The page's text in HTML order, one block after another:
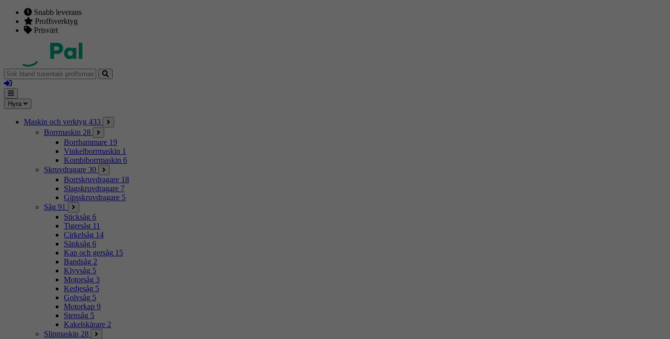
Snabb leverans
Proffsverktyg
Prisvärt
Sök
bland
tusentals
proffsmaskiner
Logga
in
Mina
sidor
Meny
Hyra
Maskin och verktyg 433
Borrmaskin 28
Borrhammare 19
Vinkelborrmaskin 1
Kombiborrmaskin 6
Skruvdragare 30
Borrskruvdragare 18
Slagskruvdragare 7
Gipsskruvdragare 5
Såg 91
Sticksåg 6
Tigersåg 11
Cirkelsåg 14
Sänksåg 6
Kap och gersåg 15
Bandsåg 2
Klyvsåg 5
Motorsåg 3
Kedjesåg 5
Golvsåg 5
Motorkap 9
Stensåg 5
Kakelskärare 2
Slipmaskin 28